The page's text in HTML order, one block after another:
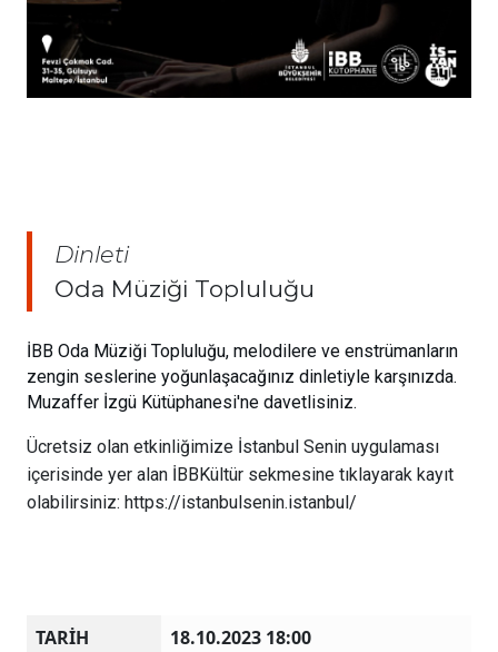
Dinleti
Oda Müziği Topluluğu
İBB Oda Müziği Topluluğu, melodilere ve enstrümanların
zengin seslerine yoğunlaşacağınız dinletiyle karşınızda.
Muzaffer İzgü Kütüphanesi'ne davetlisiniz.
Ücretsiz olan etkinliğimize İstanbul Senin uygulaması
içerisinde yer alan İBBKültür sekmesine tıklayarak kayıt
olabilirsiniz: https://istanbulsenin.istanbul/
TARİH 18.10.2023 18:00